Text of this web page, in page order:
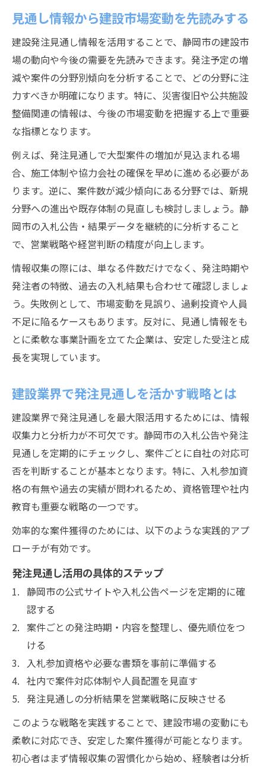
見通し情報から建設市場変動を先読みする
建設発注見通し情報を活用することで、静岡市の建設市
場の動向や今後の需要を先読みできます。発注予定の増
減や案件の分野別傾向を分析することで、どの分野に注
力すべきか明確になります。特に、災害復旧や公共施設
整備関連の情報は、今後の市場変動を把握する上で重要
な指標となります。
例えば、発注見通しで大型案件の増加が見込まれる場
合、施工体制や協力会社の確保を早めに進める必要があ
ります。逆に、案件数が減少傾向にある分野では、新規
分野への進出や既存体制の見直しも検討しましょう。静
岡市の入札公告・結果データを継続的に分析すること
で、営業戦略や経営判断の精度が向上します。
情報収集の際には、単なる件数だけでなく、発注時期や
発注者の特徴、過去の入札結果も合わせて確認しましょ
う。失敗例として、市場変動を見誤り、過剰投資や人員
不足に陥るケースもあります。反対に、見通し情報をも
とに柔軟な事業計画を立てた企業は、安定した受注と成
長を実現しています。
建設業界で発注見通しを活かす戦略とは
建設業界で発注見通しを最大限活用するためには、情報
収集力と分析力が不可欠です。静岡市の入札公告や発注
見通しを定期的にチェックし、案件ごとに自社の対応可
否を判断することが基本となります。特に、入札参加資
格の有無や過去の実績が問われるため、資格管理や社内
教育も重要な戦略の一つです。
効率的な案件獲得のためには、以下のような実践的アプ
ローチが有効です。
発注見通し活用の具体的ステップ
静岡市の公式サイトや入札公告ページを定期的に確
認する
案件ごとの発注時期・内容を整理し、優先順位をつ
ける
入札参加資格や必要な書類を事前に準備する
社内で案件対応体制や人員配置を見直す
発注見通しの分析結果を営業戦略に反映させる
このような戦略を実践することで、建設市場の変動にも
柔軟に対応でき、安定した案件獲得が可能となります。
初心者はまず情報収集の習慣化から始め、経験者は分析